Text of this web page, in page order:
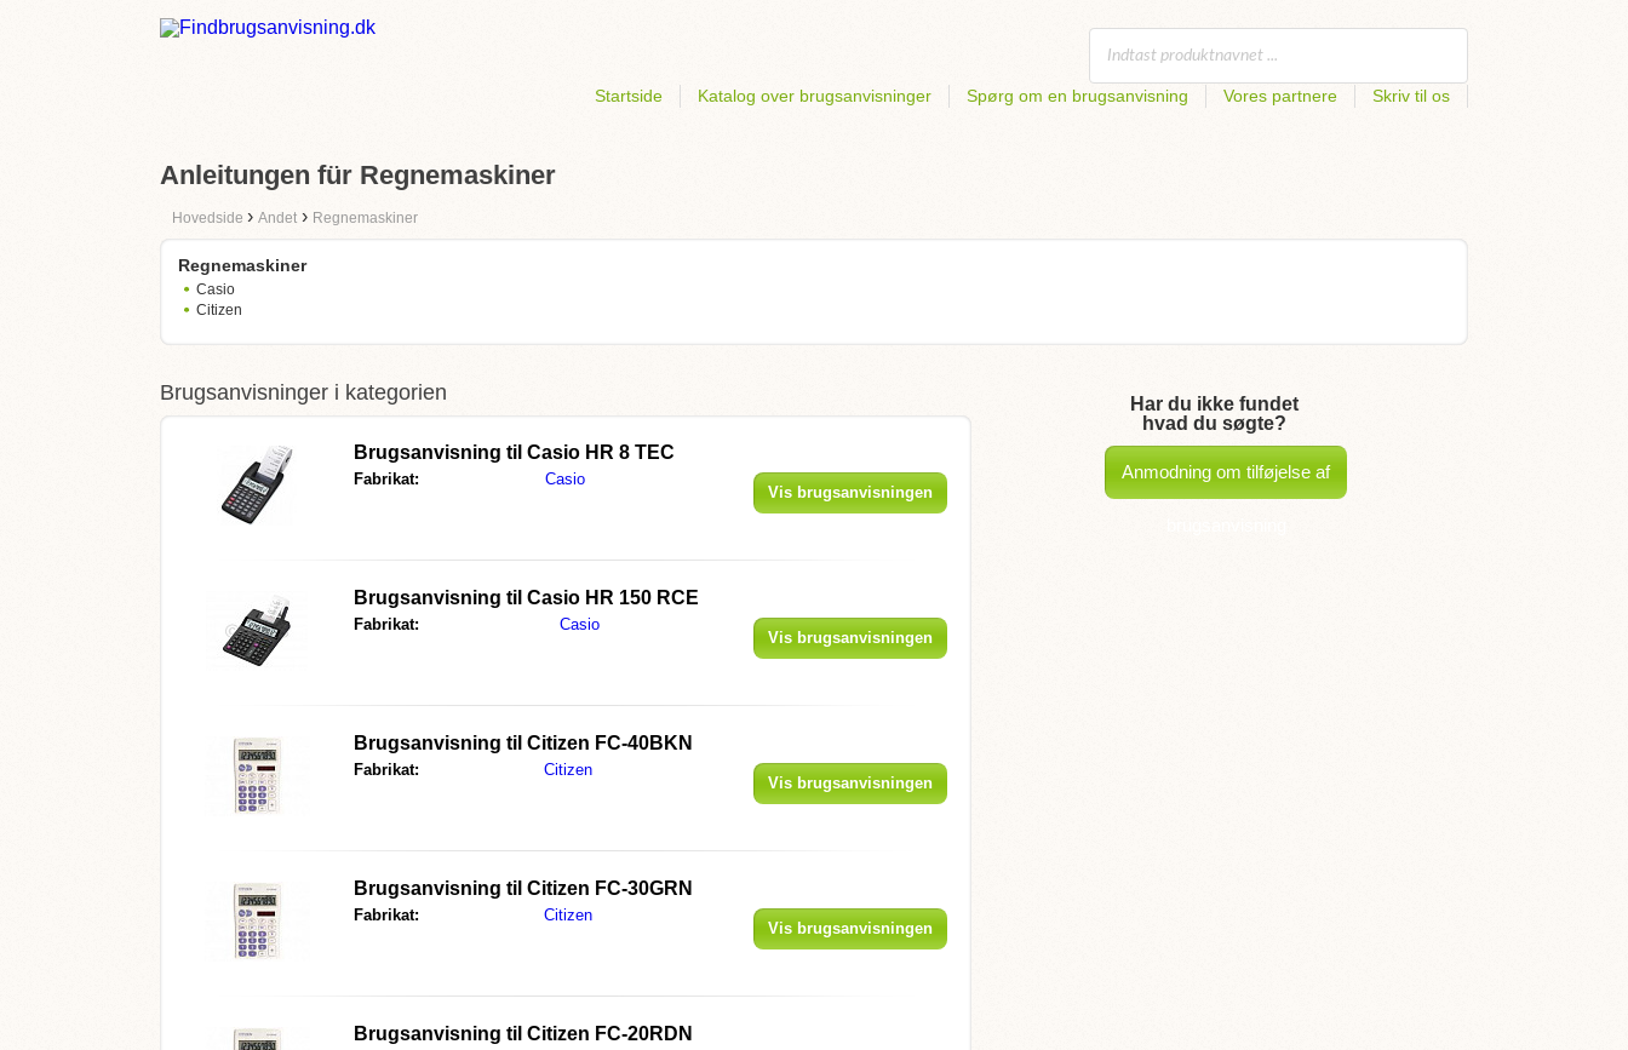
Startside Katalog over brugsanvisninger Spørg om en brugsanvisning Vores partnere Skriv til os
Anleitungen für Regnemaskiner
Hovedside › Andet › Regnemaskiner
Regnemaskiner
Casio
Citizen
Brugsanvisninger i kategorien
Brugsanvisning til Casio HR 8 TEC
Fabrikat: Casio
Vis brugsanvisningen
Brugsanvisning til Casio HR 150 RCE
Fabrikat: Casio
Vis brugsanvisningen
Brugsanvisning til Citizen FC-40BKN
Fabrikat: Citizen
Vis brugsanvisningen
Brugsanvisning til Citizen FC-30GRN
Fabrikat: Citizen
Vis brugsanvisningen
Brugsanvisning til Citizen FC-20RDN
Har du ikke fundet
hvad du søgte?
Anmodning om tilføjelse af